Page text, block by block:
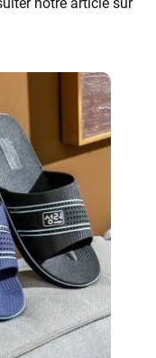
notre article sur